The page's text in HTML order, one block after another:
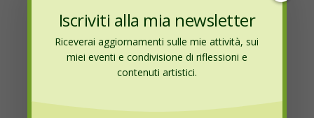
Iscriviti alla mia newsletter
Riceverai aggiornamenti sulle mie attività, sui
miei eventi e condivisione di riflessioni e
contenuti artistici.